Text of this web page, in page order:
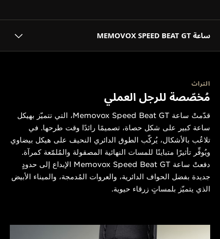
ساعة MEMOVOX SPEED BEAT GT
التراث
مُخصّصة للرجل العملي
قدّمتْ ساعة Memovox Speed Beat GT، التي تتميّز بهيكل
ساعة كبير على شكل حصاة، تصميمًا رائدًا وقت طرحها. في
تلاعُب بالأشكال، يُركّب الطوق الدائري النحيف على هيكل بيضاوي
ويُوفِّر تأثيرًا متباينًا للمسات النهائية المصقولة والمُلمّعة كمرآة.
دفعتْ ساعة Memovox Speed Beat GT الإبداع إلى حدودٍ
جديدة بفضل الحواف الدائرية، والعروات المُدمجة، والميناء الأبيض
الذي يتميّز بلمساتٍ زرقاء حيوية.